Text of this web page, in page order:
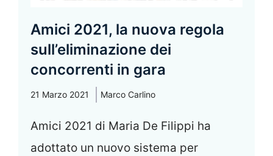
Amici 2021, la nuova regola
sull’eliminazione dei
concorrenti in gara
21 Marzo 2021 Marco Carlino
Amici 2021 di Maria De Filippi ha
adottato un nuovo sistema per